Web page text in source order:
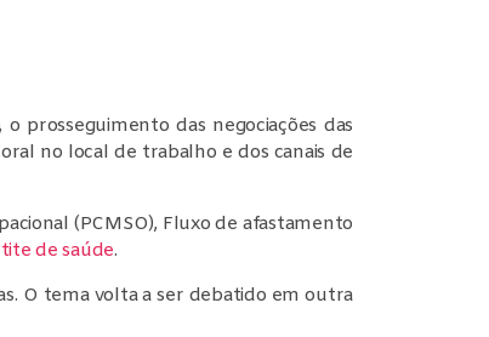
prosseguimento das negociações das
no local de trabalho e dos canais de
(PCMSO), Fluxo de afastamento
de saúde.
O tema volta a ser debatido em outra